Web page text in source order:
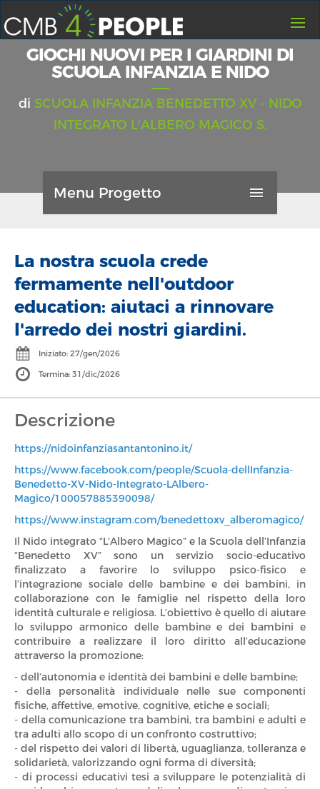
HOME
I PROGETTI
REGISTRATI
GIOCHI NUOVI PER I GIARDINI DI
SCUOLA INFANZIA E NIDO
di SCUOLA INFANZIA BENEDETTO XV - NIDO
INTEGRATO L'ALBERO MAGICO S.
Menu Progetto
0
AGGIORNAMENTI
1
LIKES
EDUCAZIONE E ISTRUZIONE
La nostra scuola crede
fermamente nell'outdoor
education: aiutaci a rinnovare
l'arredo dei nostri giardini.
Iniziato: 27/gen/2026
Termina: 31/dic/2026
Descrizione
https://nidoinfanziasantantonino.it/
https://www.facebook.com/people/Scuola-dellInfanzia-
Benedetto-XV-Nido-Integrato-LAlbero-
Magico/100057885390098/
https://www.instagram.com/benedettoxv_alberomagico/
Il Nido integrato “L’Albero Magico” e la Scuola dell’Infanzia
“Benedetto XV” sono un servizio socio-educativo
finalizzato a favorire lo sviluppo psico-fisico e
l’integrazione sociale delle bambine e dei bambini, in
collaborazione con le famiglie nel rispetto della loro
identità culturale e religiosa. L’obiettivo è quello di aiutare
lo sviluppo armonico delle bambine e dei bambini e
contribuire a realizzare il loro diritto all’educazione
attraverso la promozione:
- dell’autonomia e identità dei bambini e delle bambine;
- della personalità individuale nelle sue componenti
fisiche, affettive, emotive, cognitive, etiche e sociali;
- della comunicazione tra bambini, tra bambini e adulti e
tra adulti allo scopo di un confronto costruttivo;
- del rispetto dei valori di libertà, uguaglianza, tolleranza e
solidarietà, valorizzando ogni forma di diversità;
- di processi educativi tesi a sviluppare le potenzialità di